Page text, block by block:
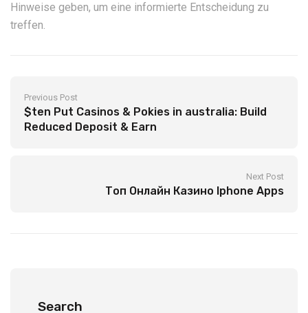
Hinweise geben, um eine informierte Entscheidung zu
treffen.
Previous Post
$ten Put Casinos & Pokies in australia: Build
Reduced Deposit & Earn
Next Post
Топ Онлайн Казино Iphone Apps
Search